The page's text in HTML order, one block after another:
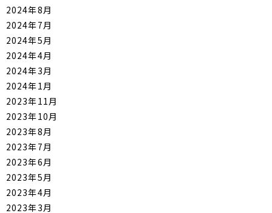
2024年8月
2024年7月
2024年5月
2024年4月
2024年3月
2024年1月
2023年11月
2023年10月
2023年8月
2023年7月
2023年6月
2023年5月
2023年4月
2023年3月